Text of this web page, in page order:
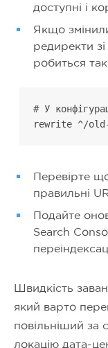
доступні і
Якщо
редиректи
робиться
# У
rewrite ^/old-
Перевірте
правильні
Подайте
Search
Швидкість
який варто
повільніший за
локацію дата-